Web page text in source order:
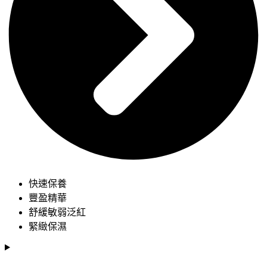
快速保養
豐盈精華
舒緩敏弱泛紅
緊緻保濕